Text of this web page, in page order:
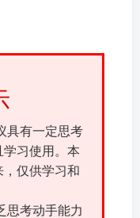
具有一定思考
习使用。本
仅供学习和
思考动手能力